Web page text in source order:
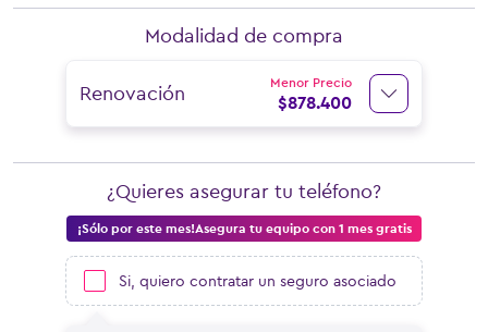
Modalidad de compra
Renovación Menor Precio
$878.400
¡Sólo por este mes!Asegura tu equipo con 1 mes gratis
¿Quieres asegurar tu teléfono?
Si, quiero contratar un seguro asociado